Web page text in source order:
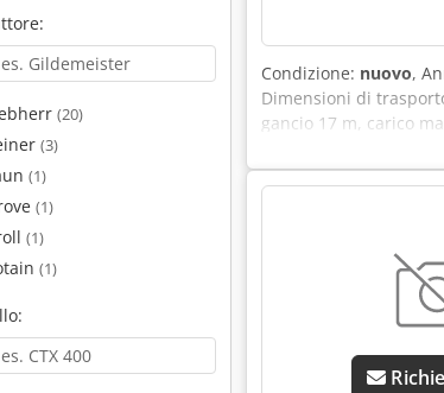
(20)
(3)
(1)
(1)
(1)
(1)
Condizione: nuovo,
Dimensioni di
gancio 17 m, carico